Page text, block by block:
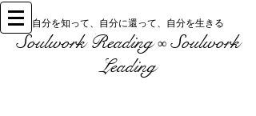
自分を知って、自分に還って、自分を生きる
Soulwork Reading∞Soulwork
Leading